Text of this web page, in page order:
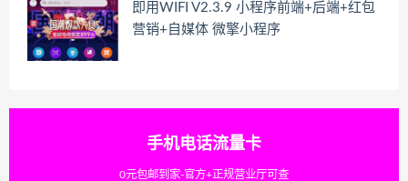
即用WIFI V2.3.9 小程序前端+后端+红包
营销+自媒体 微擎小程序
手机电话流量卡
0元包邮到家-官方+正规营业厅可查